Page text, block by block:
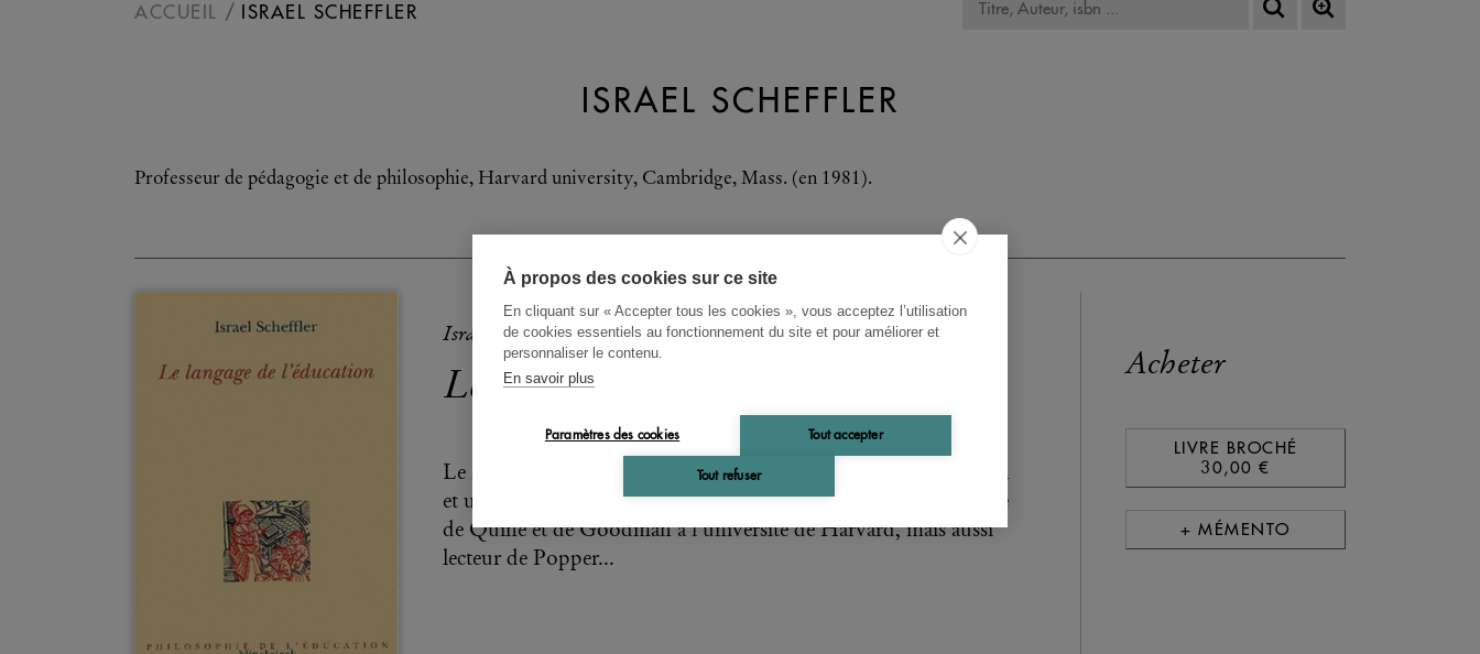
À propos des cookies sur ce site
En cliquant sur « Accepter tous les cookies », vous acceptez l’utilisation
de cookies essentiels au fonctionnement du site et pour améliorer et
personnaliser le contenu.
En savoir plus
Paramètres des cookies Tout accepter
Tout refuser
ACCUEIL ISRAEL SCHEFFLER
ISRAEL SCHEFFLER
Professeur de pédagogie et de philosophie, Harvard university, Cambridge, Mass. (en 1981).
Israel Scheffler
Le Langage de l'éducation
Le langage de l'éducation est à la fois un classique de l'éducation
et un remarquable exemple de philosophie analytique. Collègue
de Quine et de Goodman à l'université de Harvard, mais aussi
lecteur de Popper...
Acheter
LIVRE BROCHÉ
30,00 €
+ MÉMENTO